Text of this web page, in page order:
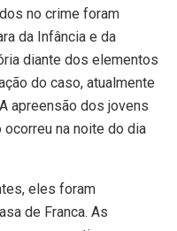
no crime foram
da Infância e da
diante dos elementos
do caso, atualmente
apreensão dos jovens
na noite do dia
eles foram
de Franca. As